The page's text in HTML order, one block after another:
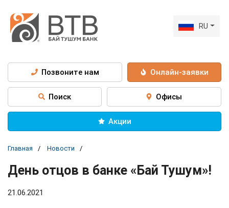
RU
Позвоните нам Онлайн-заявки
Поиск Офисы
Акции
Главная Новости
День отцов в банке «Бай Тушум»!⁣⁣⠀
21.06.2021